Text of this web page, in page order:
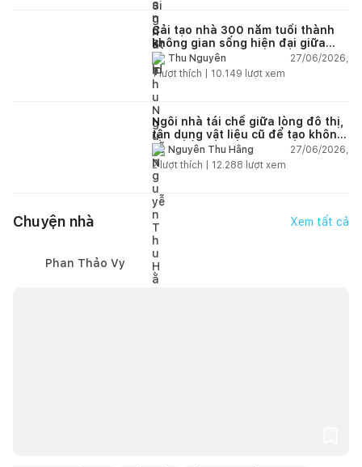
Cải tạo nhà 300 năm tuổi thành
không gian sống hiện đại giữa
thiên nhiên
Thu Nguyễn
27/06/2026,
1lượt thích | 10.149 lượt xem
Ngôi nhà tái chế giữa lòng đô thị,
tận dụng vật liệu cũ để tạo không
gian sống linh hoạt
Nguyễn Thu Hằng
27/06/2026,
2lượt thích | 12.288 lượt xem
Chuyện nhà Xem tất cả
Phan Thảo Vy